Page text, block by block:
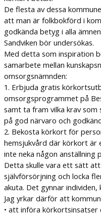
De flesta av dessa
att man är folkbokförd i
godkända betyg i alla
Sandviken bör undersökas.
Med detta som inspiration
samarbete mellan
omsorgsnämnden:
1. Erbjuda gratis
omsorgsprogrammet på
samt ta fram vilka krav som
på god närvaro och
2. Bekosta körkort för
hemsjukvård där körkort är
inte neka någon anställning
Detta skulle vara ett sätt
självförsörjning och locka
akuta. Det gynnar
Jag yrkar därför att
• att införa körkortsinsatser